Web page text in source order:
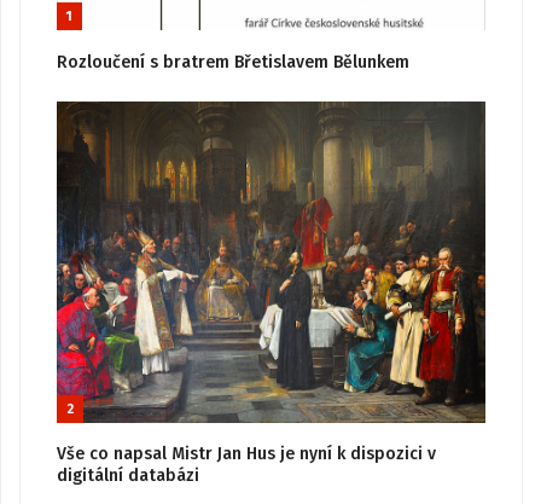
1
Rozloučení s bratrem Břetislavem Bělunkem
2
Vše co napsal Mistr Jan Hus je nyní k dispozici v
digitální databázi